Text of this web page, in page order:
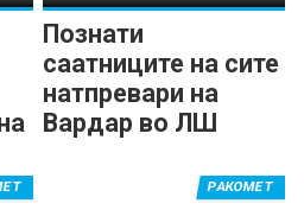
Познати
саатниците на сите
натпревари на
Вардар во ЛШ
РАКОМЕТ